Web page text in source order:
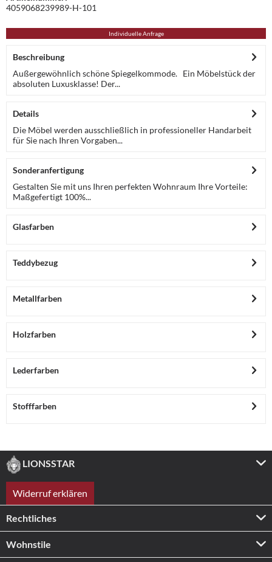
4059068239989-H-101
Individuelle Anfrage
Beschreibung
Außergewöhnlich schöne Spiegelkommode. Ein Möbelstück der
absoluten Luxusklasse! Der...
Details
Die Möbel werden ausschließlich in professioneller Handarbeit
für Sie nach Ihren Vorgaben...
Sonderanfertigung
Gestalten Sie mit uns Ihren perfekten Wohnraum Ihre Vorteile:
Maßgefertigt 100%...
Glasfarben
Teddybezug
Metallfarben
Holzfarben
Lederfarben
Stofffarben
LIONSSTAR
Widerruf erklären
Rechtliches
Wohnstile